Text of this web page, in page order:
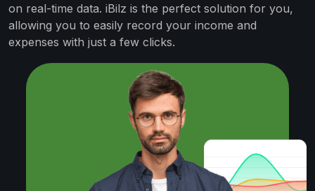
on real-time data. iBilz is the perfect solution for you,
allowing you to easily record your income and
expenses with just a few clicks.